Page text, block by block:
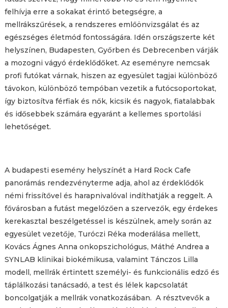
felhívja erre a sokakat érintő betegségre, a
mellrákszűrések, a rendszeres emlőönvizsgálat és az
egészséges életmód fontosságára. Idén országszerte két
helyszínen, Budapesten, Győrben és Debrecenben várják
a mozogni vágyó érdeklődőket. Az eseményre nemcsak
profi futókat várnak, hiszen az egyesület tagjai különböző
távokon, különböző tempóban vezetik a futócsoportokat,
így biztosítva férfiak és nők, kicsik és nagyok, fiatalabbak
és idősebbek számára egyaránt a kellemes sportolási
lehetőséget.
A budapesti esemény helyszínét a Hard Rock Cafe
panorámás rendezvényterme adja, ahol az érdeklődők
némi frissítővel és harapnivalóval indíthatják a reggelt. A
fővárosban a futást megelőzően a szervezők, egy érdekes
kerekasztal beszélgetéssel is készülnek, amely során az
egyesület vezetője, Turóczi Réka moderálása mellett,
Kovács Ágnes Anna onkopszichológus, Máthé Andrea a
SYNLAB klinikai biokémikusa, valamint Tánczos Lilla
modell, mellrák értintett személyi- és funkcionális edző és
táplálkozási tanácsadó, a test és lélek kapcsolatát
boncolgatják a mellrák vonatkozásában. A résztvevők a